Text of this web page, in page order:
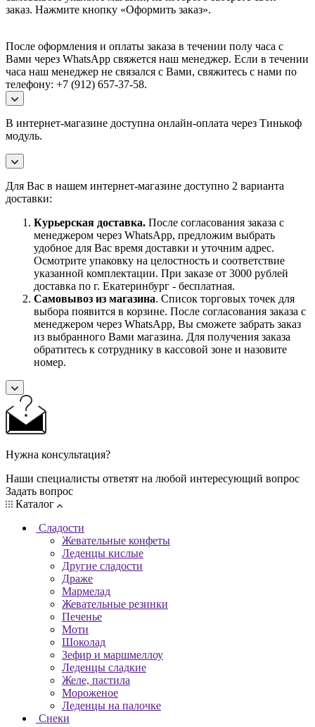
заказ. Нажмите кнопку «Оформить заказ».
После оформления и оплаты заказа в течении полу часа с
Вами через WhatsApp свяжется наш менеджер. Если в течении
часа наш менеджер не связался с Вами, свяжитесь с нами по
телефону: +7 (912) 657-37-58.
В интернет-магазине доступна онлайн-оплата через Тинькоф
модуль.
Для Вас в нашем интернет-магазине доступно 2 варианта
доставки:
Курьерская доставка. После согласования заказа с
менеджером через WhatsApp, предложим выбрать
удобное для Вас время доставки и уточним адрес.
Осмотрите упаковку на целостность и соответствие
указанной комплектации. При заказе от 3000 рублей
доставка по г. Екатеринбург - бесплатная.
Самовывоз из магазина. Список торговых точек для
выбора появится в корзине. После согласования заказа с
менеджером через WhatsApp, Вы сможете забрать заказ
из выбранного Вами магазина. Для получения заказа
обратитесь к сотруднику в кассовой зоне и назовите
номер.
Нужна консультация?
Наши специалисты ответят на любой интересующий вопрос
Задать вопрос
Каталог
Сладости
Жевательные конфеты
Леденцы кислые
Другие сладости
Драже
Мармелад
Жевательные резинки
Печенье
Моти
Шоколад
Зефир и маршмеллоу
Леденцы сладкие
Желе, пастила
Мороженое
Леденцы на палочке
Снеки